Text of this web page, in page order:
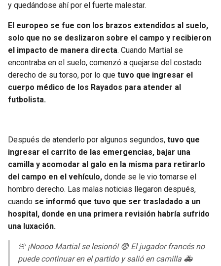
y quedándose ahí por el fuerte malestar.
El europeo se fue con los brazos extendidos al suelo,
solo que no se deslizaron sobre el campo y recibieron
el impacto de manera directa. Cuando Martial se
encontraba en el suelo, comenzó a quejarse del costado
derecho de su torso, por lo que tuvo que ingresar el
cuerpo médico de los Rayados para atender al
futbolista.
Después de atenderlo por algunos segundos, tuvo que
ingresar el carrito de las emergencias, bajar una
camilla y acomodar al galo en la misma para retirarlo
del campo en el vehículo, donde se le vio tomarse el
hombro derecho. Las malas noticias llegaron después,
cuando se informó que tuvo que ser trasladado a un
hospital, donde en una primera revisión habría sufrido
una luxación.
🚨 ¡Noooo Martial se lesionó! 😨 El jugador francés no
puede continuar en el partido y salió en camilla 🚑